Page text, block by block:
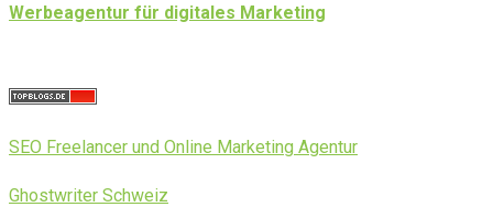
Werbeagentur für digitales Marketing
SEO Freelancer und Online Marketing Agentur
Ghostwriter Schweiz